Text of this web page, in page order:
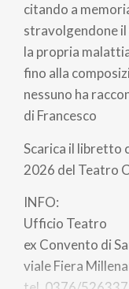
citando a
stravolgendone il
la propria
fino alla
nessuno ha
di Francesco
Scarica il libretto
2026 del Teatro
INFO:
Ufficio Teatro
ex Convento di
viale Fiera